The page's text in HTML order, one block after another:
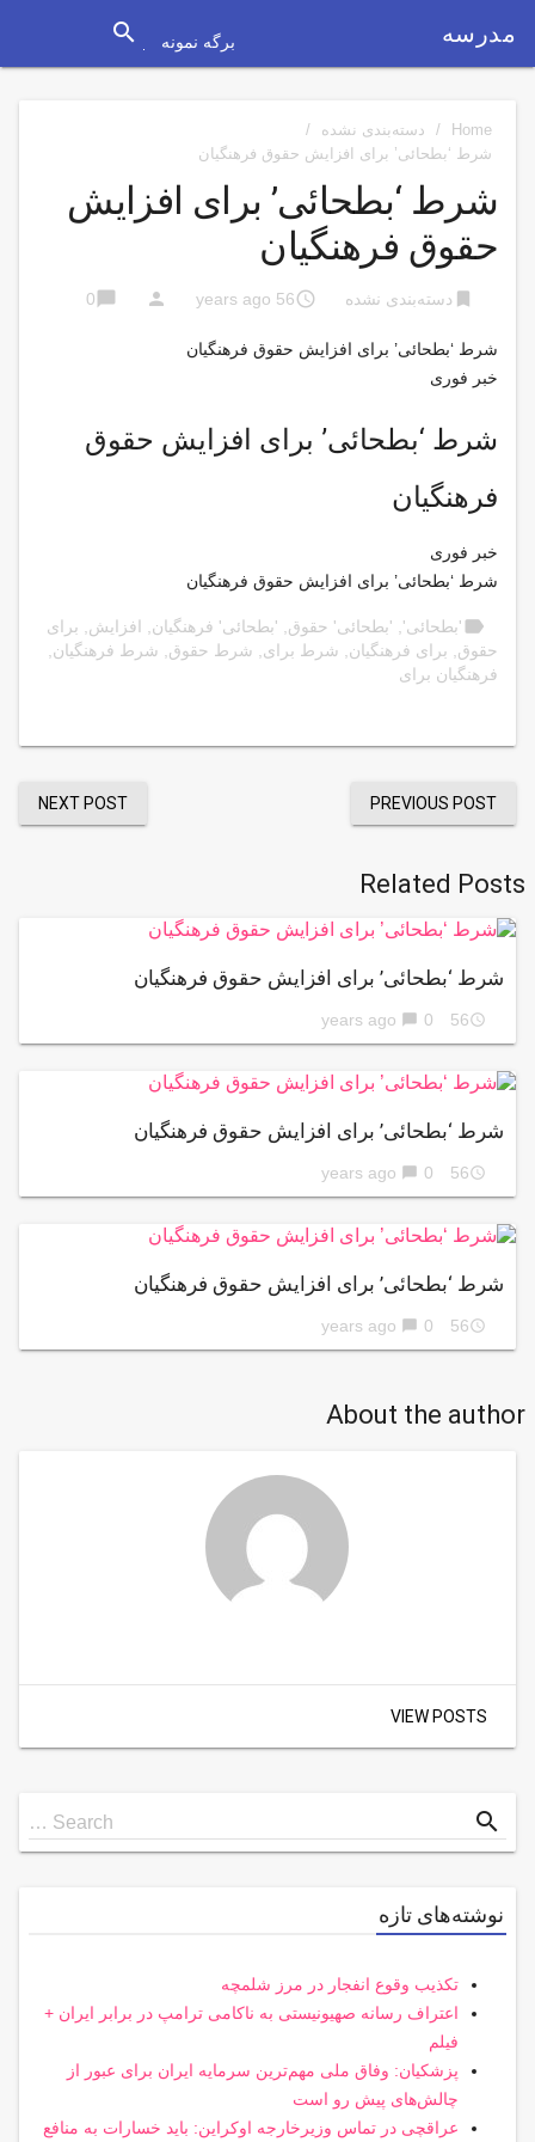
مدرسه برگه نمونه search
Home
/ دسته‌بندی نشده
/
شرط ‘بطحائی’ برای افزایش حقوق فرهنگیان
شرط ‘بطحائی’ برای افزایش
حقوق فرهنگیان
bookmark دسته‌بندی نشده access_time
56 years ago
person
chat_bubble
0
شرط ‘بطحائی’ برای افزایش حقوق فرهنگیان
خبر فوری
شرط ‘بطحائی’ برای افزایش حقوق
فرهنگیان
خبر فوری
شرط ‘بطحائی’ برای افزایش حقوق فرهنگیان
label'بطحائی' 'بطحائی' حقوق 'بطحائی' فرهنگیان افزایش
برای
حقوق
برای فرهنگیان شرط برای شرط حقوق شرط فرهنگیان
فرهنگیان برای
PREVIOUS POST
NEXT POST
Related Posts
شرط ‘بطحائی’ برای افزایش حقوق فرهنگیان
access_time
56 years ago
chat_bubble 0
شرط ‘بطحائی’ برای افزایش حقوق فرهنگیان
access_time
56 years ago
chat_bubble 0
شرط ‘بطحائی’ برای افزایش حقوق فرهنگیان
access_time
56 years ago
chat_bubble 0
About the author
VIEW POSTS
Search
for
Search … search
نوشته‌های تازه
تکذیب وقوع انفجار در مرز شلمچه
اعتراف رسانه صهیونیستی به ناکامی ترامپ در برابر ایران +
فیلم
پزشکیان: وفاق ملی مهم‌ترین سرمایه ایران برای عبور از
چالش‌های پیش رو است
عراقچی در تماس وزیرخارجه اوکراین: باید خسارات به منافع